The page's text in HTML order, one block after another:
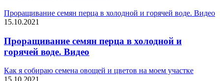
Проращивание семян перца в холодной и горячей воде. Видео
15.10.2021
Проращивание семян перца в холодной и
горячей воде. Видео
Как я собираю семена овощей и цветов на моем участке